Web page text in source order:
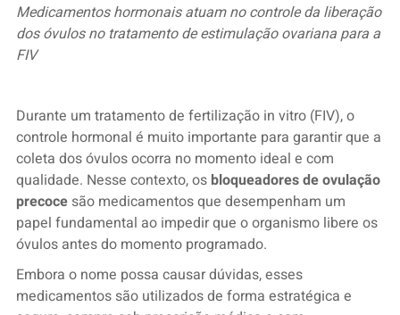
Medicamentos hormonais atuam no controle da liberação
dos óvulos no tratamento de estimulação ovariana para a
FIV
Durante um tratamento de fertilização in vitro (FIV), o
controle hormonal é muito importante para garantir que a
coleta dos óvulos ocorra no momento ideal e com
qualidade. Nesse contexto, os bloqueadores de ovulação
precocesão medicamentos que desempenham um
papel fundamental ao impedir que o organismo libere os
óvulos antes do momento programado.
Embora o nome possa causar dúvidas, esses
medicamentos são utilizados de forma estratégica e